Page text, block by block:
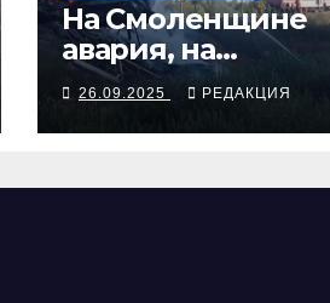
На Смоленщине
авария, на
Псковщине
взрыв
26.09.2025 РЕДАКЦИЯ